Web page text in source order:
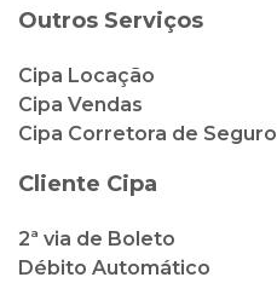
Outros Serviços
Cipa Locação
Cipa Vendas
Cipa Corretora de Seguro
Cliente Cipa
2ª via de Boleto
Débito Automático